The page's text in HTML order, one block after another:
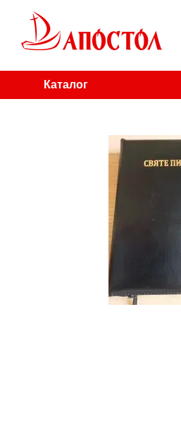
Перейти до основного контенту
Каталог